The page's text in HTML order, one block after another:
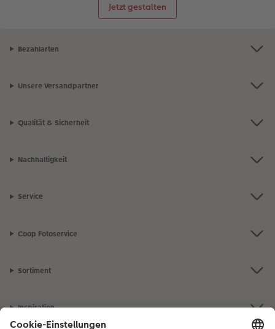
Jetzt gestalten
Bezahlarten
Unsere Versandpartner
Qualität & Sicherheit
Nachhaltigkeit
Service
Coop Fotoservice
Sortiment
Inspiration